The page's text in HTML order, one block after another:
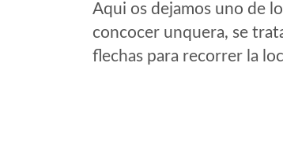
Aqui os dejamos uno de
concocer unquera, se
flechas para recorrer la